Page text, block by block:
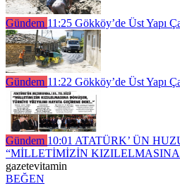
Gündem 11:25 Gökköy’de Üst Yapı
Gündem 11:22 Gökköy’de Üst Yapı
Gündem 10:01 ATATÜRK’ ÜN
“MİLLETİMİZİN KIZILELMASINA
gazetevitamin
BEĞEN